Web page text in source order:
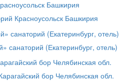
Красноусольск Башкирия
санаторий (Екатеринбург, отель)
бор Челябинская обл.